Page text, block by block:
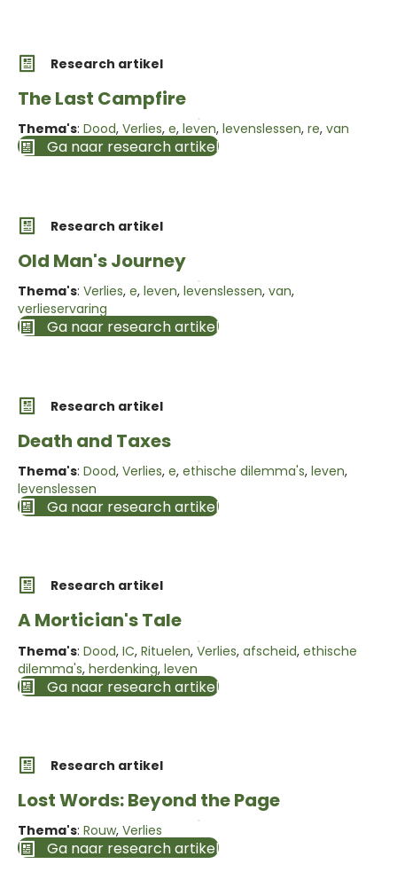
Research artikel
The Last Campfire
Thema's: Dood, Verlies, e, leven, levenslessen, re, van
Ga naar research artikel
Research artikel
Old Man's Journey
Thema's: Verlies, e, leven, levenslessen, van,
verlieservaring
Ga naar research artikel
Research artikel
Death and Taxes
Thema's: Dood, Verlies, e, ethische dilemma's, leven,
levenslessen
Ga naar research artikel
Research artikel
A Mortician's Tale
Thema's: Dood, IC, Rituelen, Verlies, afscheid, ethische
dilemma's, herdenking, leven
Ga naar research artikel
Research artikel
Lost Words: Beyond the Page
Thema's: Rouw, Verlies
Ga naar research artikel